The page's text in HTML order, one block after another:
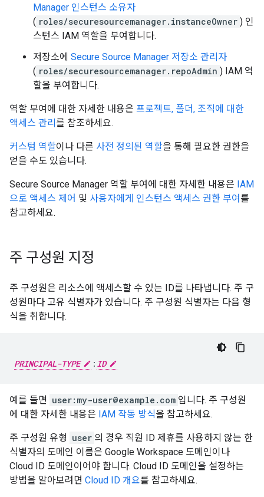
Manager 인스턴스 소유자
( roles/securesourcemanager.instanceOwner ) 인
스턴스 IAM 역할을 부여합니다.
저장소에 Secure Source Manager 저장소 관리자
( roles/securesourcemanager.repoAdmin ) IAM 역
할을 부여합니다.
역할 부여에 대한 자세한 내용은 프로젝트, 폴더, 조직에 대한
액세스 관리 를 참조하세요.
커스텀 역할이나 다른 사전 정의된 역할을 통해 필요한 권한을
얻을 수도 있습니다.
Secure Source Manager 역할 부여에 대한 자세한 내용은 IAM
으로 액세스 제어 및 사용자에게 인스턴스 액세스 권한 부여를
참고하세요.
주 구성원 지정
주 구성원은 리소스에 액세스할 수 있는 ID를 나타냅니다. 주 구
성원마다 고유 식별자가 있습니다. 주 구성원 식별자는 다음 형
식을 취합니다.
PRINCIPAL-TYPE : ID
예를 들면 user:my-user@example.com 입니다. 주 구성원
에 대한 자세한 내용은 IAM 작동 방식을 참고하세요.
주 구성원 유형 user 의 경우 직원 ID 제휴를 사용하지 않는 한
식별자의 도메인 이름은 Google Workspace 도메인이나
Cloud ID 도메인이어야 합니다. Cloud ID 도메인을 설정하는
방법을 알아보려면 Cloud ID 개요를 참고하세요.